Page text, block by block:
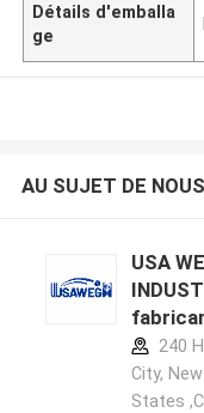
Détails d'emballa
ge
AU SUJET DE NOUS
USA
240
City,
States